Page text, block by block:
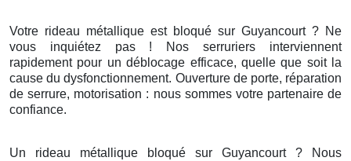
Votre rideau métallique est bloqué sur Guyancourt ? Ne
vous inquiétez pas ! Nos serruriers interviennent
rapidement pour un déblocage efficace, quelle que soit la
cause du dysfonctionnement. Ouverture de porte, réparation
de serrure, motorisation : nous sommes votre partenaire de
confiance.
Un rideau métallique bloqué sur Guyancourt ? Nous